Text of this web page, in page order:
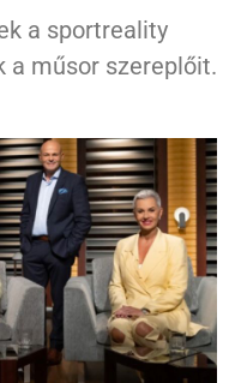
a sportreality
a műsor szereplőit.